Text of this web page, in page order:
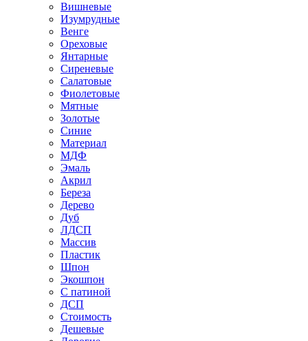
Вишневые
Изумрудные
Венге
Ореховые
Янтарные
Сиреневые
Салатовые
Фиолетовые
Мятные
Золотые
Синие
Материал
МДФ
Эмаль
Акрил
Береза
Дерево
Дуб
ЛДСП
Массив
Пластик
Шпон
Экошпон
С патиной
ДСП
Стоимость
Дешевые